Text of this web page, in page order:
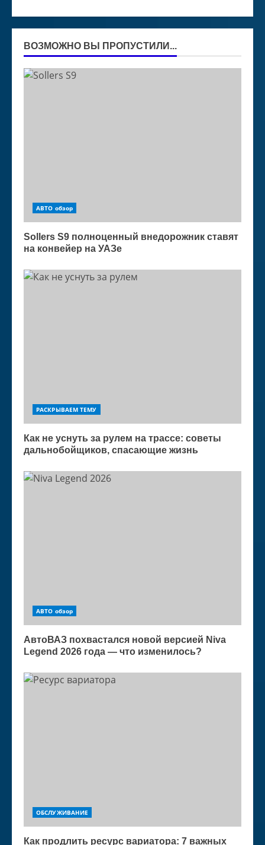
ВОЗМОЖНО ВЫ ПРОПУСТИЛИ...
АВТО обзор
Sollers S9 полноценный внедорожник ставят
на конвейер на УАЗе
РАСКРЫВАЕМ ТЕМУ
Как не уснуть за рулем на трассе: советы
дальнобойщиков, спасающие жизнь
АВТО обзор
АвтоВАЗ похвастался новой версией Niva
Legend 2026 года — что изменилось?
ОБСЛУЖИВАНИЕ
Как продлить ресурс вариатора: 7 важных